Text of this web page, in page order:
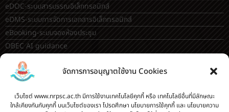
จัดการการอนุญาตใช้งาน Cookies
เว็บไซต์ www.nrpsc.ac.th มีการใช้งานเทคโนโลยีคุกกี้ หรือ เทคโนโลยีอื่นที่มีลักษณะ
ใกล้เคียงกันกับคุกกี้ บนเว็บไซต์ของเรา โปรดศึกษา นโยบายการใช้คุกกี้ และ นโยบายความ
eDOC-ระบบสารบรรณอิเล็กทรอนิกส์
eDMS-ระบบการจัดการเอกสารอิเล็กทรอนิกส์
eBooking-ระบบจองห้องประชุม
OBEC AI guidance
ระบบจองห้อง/สถานที่
กระดานสนทนา(forum)
ขออนุญาตออกนอกโรงเรียน
ระบบส่งแผนการสอนออนไลน์